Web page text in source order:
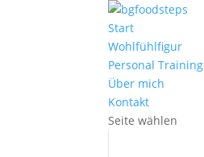
Start
Wohlfühlfigur
Personal Training
Über mich
Kontakt
Seite wählen